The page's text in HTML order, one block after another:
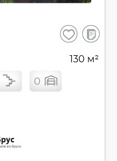
Сохранить
В
130 м²
0